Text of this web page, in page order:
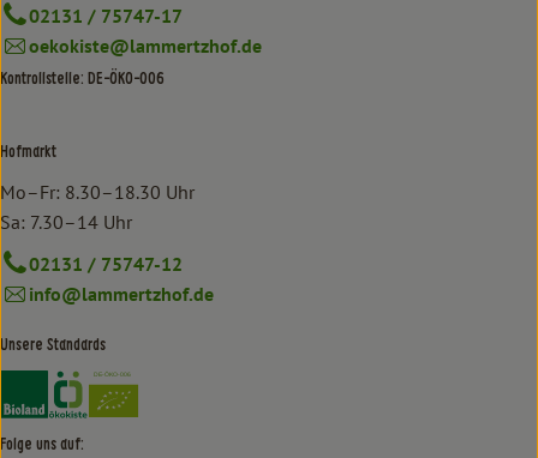
02131 / 75747-17
oekokiste@lammertzhof.de
Kontrollstelle: DE-ÖKO-006
Hofmarkt
Mo–Fr: 8.30–18.30 Uhr
Sa: 7.30–14 Uhr
02131 / 75747-12
info@lammertzhof.de
Unsere Standards
Externer Link zu https://www.bioland.de/verbraucher
Externer Link zu https://www.oekokiste.de/
Folge uns auf: